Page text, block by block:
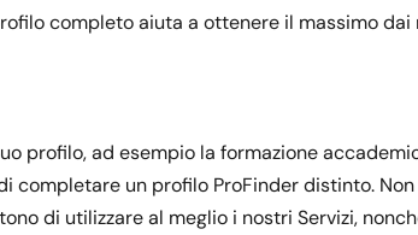
completo aiuta a ottenere il massimo dai
profilo, ad esempio la formazione
completare un profilo ProFinder distinto.
di utilizzare al meglio i nostri Servizi,